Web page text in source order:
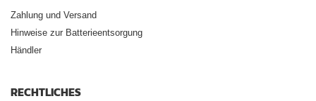
Zahlung und Versand
Hinweise zur Batterieentsorgung
Händler
RECHTLICHES